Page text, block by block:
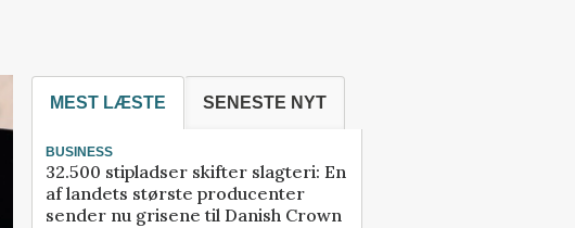
MEST LÆSTE SENESTE NYT
BUSINESS
32.500 stipladser skifter slagteri: En
af landets største producenter
sender nu grisene til Danish Crown